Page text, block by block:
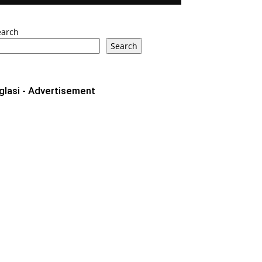
Search
- Advertisement